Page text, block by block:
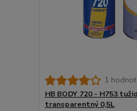
1
HB BODY 720 - H753
transparentný 0,5L